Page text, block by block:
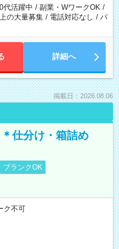
代活躍中 / 副業・WワークOK /
の大量募集 / 電話対応なし / パ
詳細へ
掲載日：2026.08.06
仕分け・箱詰め
ブランクOK
ク不可